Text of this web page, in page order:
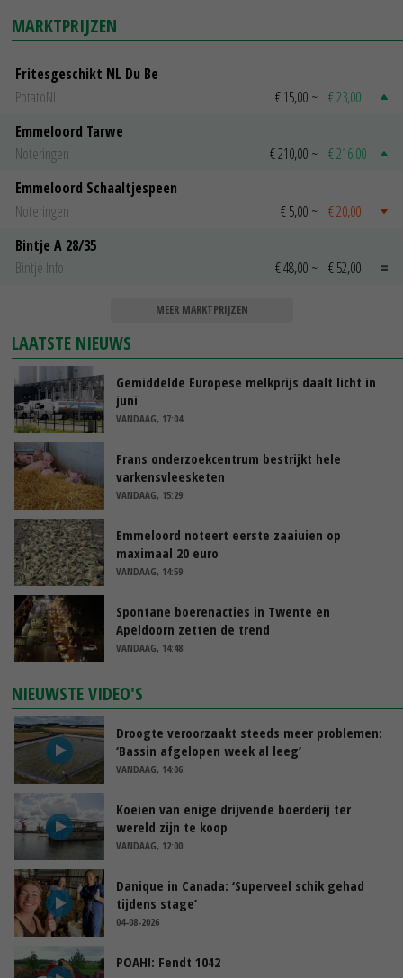
MARKTPRIJZEN
Fritesgeschikt NL Du Be
PotatoNL
€ 15,00 ~ € 23,00
Emmeloord Tarwe
Noteringen
€ 210,00 ~ € 216,00
Emmeloord Schaaltjespeen
Noteringen
€ 5,00 ~ € 20,00
Bintje A 28/35
Bintje Info
€ 48,00 ~ € 52,00
MEER MARKTPRIJZEN
LAATSTE NIEUWS
Gemiddelde Europese melkprijs daalt licht in
juni
VANDAAG, 17:04
Frans onderzoekcentrum bestrijkt hele
varkensvleesketen
VANDAAG, 15:29
Emmeloord noteert eerste zaaiuien op
maximaal 20 euro
VANDAAG, 14:59
Spontane boerenacties in Twente en
Apeldoorn zetten de trend
VANDAAG, 14:48
NIEUWSTE VIDEO'S
Droogte veroorzaakt steeds meer problemen:
‘Bassin afgelopen week al leeg’
VANDAAG, 14:06
Koeien van enige drijvende boerderij ter
wereld zijn te koop
VANDAAG, 12:00
Danique in Canada: ‘Superveel schik gehad
tijdens stage’
04-08-2026
POAH!: Fendt 1042